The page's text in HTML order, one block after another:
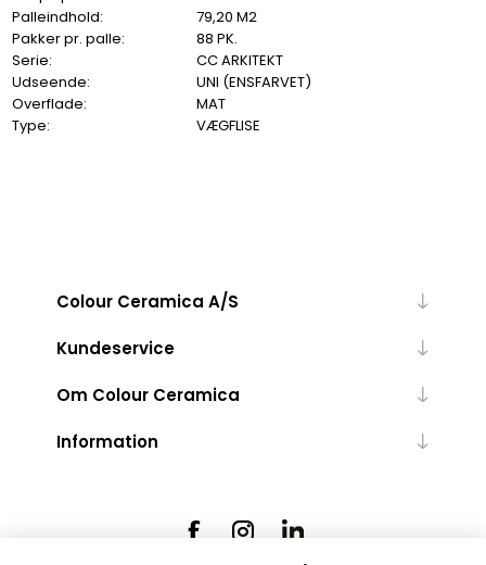
Palleindhold:
79,20 M2
Pakker pr. palle:
88 PK.
Serie:
CC ARKITEKT
Udseende:
UNI (ENSFARVET)
Overflade:
MAT
Type:
VÆGFLISE
Colour Ceramica A/S
Kundeservice
Om Colour Ceramica
Information